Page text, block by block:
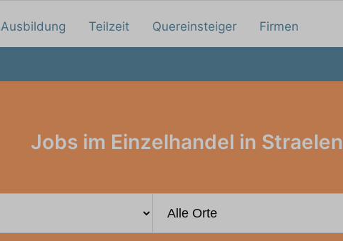
Ausbildung Teilzeit Quereinsteiger Firmen
Jobs im Einzelhandel in Straelen